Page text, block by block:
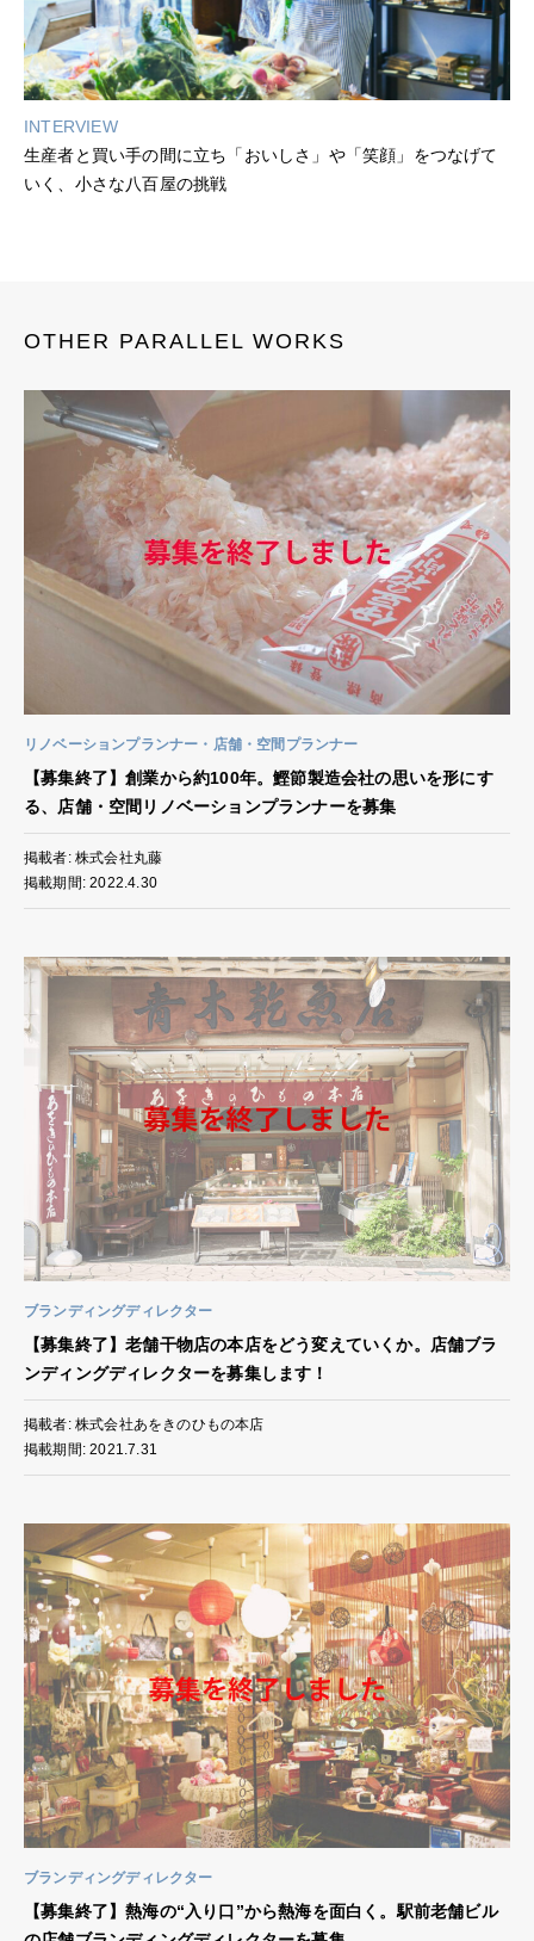
INTERVIEW
生産者と買い手の間に立ち「おいしさ」や「笑顔」をつなげて
いく、小さな八百屋の挑戦
OTHER PARALLEL WORKS
リノベーションプランナー 店舗・空間プランナー
【募集終了】創業から約100年。鰹節製造会社の思いを形にす
る、店舗・空間リノベーションプランナーを募集
掲載者: 株式会社丸藤
掲載期間: 2022.4.30
ブランディングディレクター
【募集終了】老舗干物店の本店をどう変えていくか。店舗ブラ
ンディングディレクターを募集します！
掲載者: 株式会社あをきのひもの本店
掲載期間: 2021.7.31
ブランディングディレクター
【募集終了】熱海の“入り口”から熱海を面白く。駅前老舗ビル